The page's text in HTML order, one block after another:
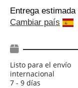
Entrega estimada
Cambiar país
Listo para el envío
internacional
7 - 9 días